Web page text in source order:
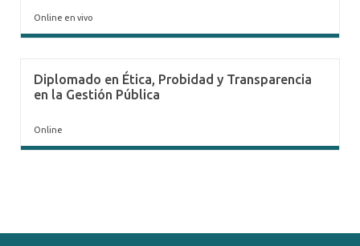
Online en vivo
Diplomado en Ética, Probidad y Transparencia
en la Gestión Pública
Online